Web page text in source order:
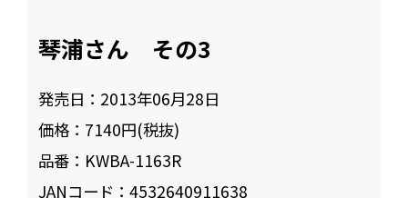
琴浦さん その3
発売日： 2013年06月28日
価格： 7140円(税抜)
品番： KWBA-1163R
JANコード：4532640911638